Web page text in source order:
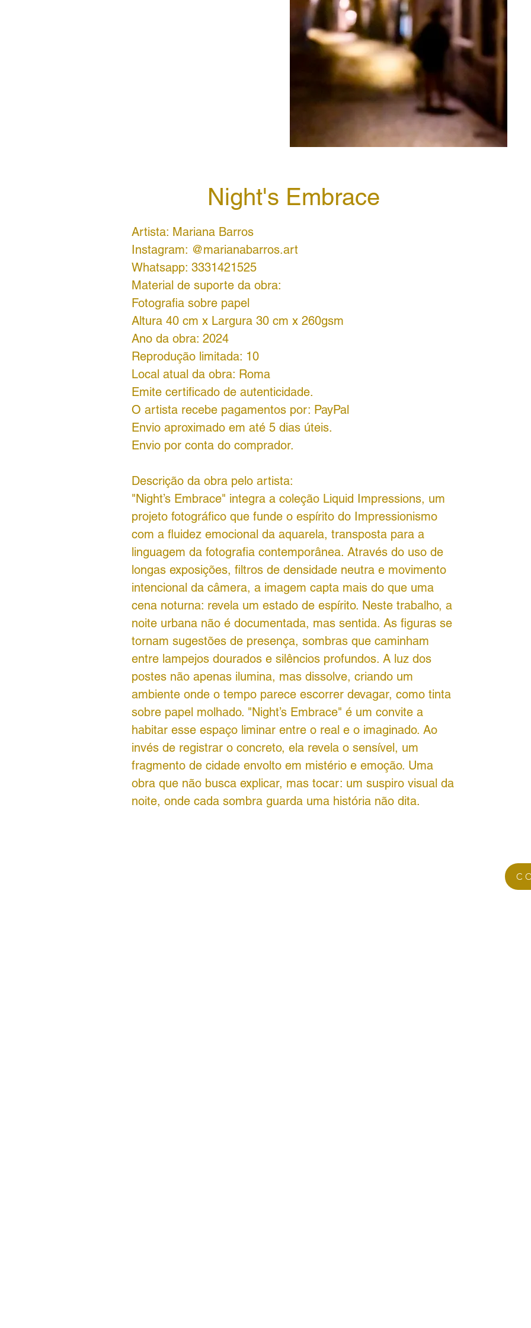
Night's Embrace
Artista: Mariana Barros
Instagram: @marianabarros.art
Whatsapp: 3331421525
Material de suporte da obra:
Fotografia sobre papel
Altura 40 cm x Largura 30 cm x 260gsm
Ano da obra: 2024
Reprodução limitada: 10
Local atual da obra: Roma
Emite certificado de autenticidade.
O artista recebe pagamentos por: PayPal
Envio aproximado em até 5 dias úteis.
Envio por conta do comprador.
Descrição da obra pelo artista:
"Night’s Embrace" integra a coleção Liquid Impressions, um
projeto fotográfico que funde o espírito do Impressionismo
com a fluidez emocional da aquarela, transposta para a
linguagem da fotografia contemporânea. Através do uso de
longas exposições, filtros de densidade neutra e movimento
intencional da câmera, a imagem capta mais do que uma
cena noturna: revela um estado de espírito. Neste trabalho, a
noite urbana não é documentada, mas sentida. As figuras se
tornam sugestões de presença, sombras que caminham
entre lampejos dourados e silêncios profundos. A luz dos
postes não apenas ilumina, mas dissolve, criando um
ambiente onde o tempo parece escorrer devagar, como tinta
sobre papel molhado. "Night’s Embrace" é um convite a
habitar esse espaço liminar entre o real e o imaginado. Ao
invés de registrar o concreto, ela revela o sensível, um
fragmento de cidade envolto em mistério e emoção. Uma
obra que não busca explicar, mas tocar: um suspiro visual da
noite, onde cada sombra guarda uma história não dita.